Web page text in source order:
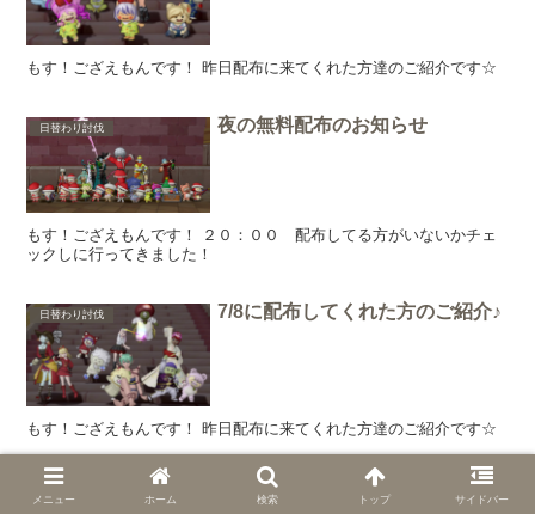
もす！ござえもんです！ 昨日配布に来てくれた方達のご紹介です☆
日替わり討伐 夜の無料配布のお知らせ
もす！ござえもんです！ ２０：００ 配布してる方がいないかチェ
ックしに行ってきました！
日替わり討伐 7/8に配布してくれた方のご紹介♪
もす！ござえもんです！ 昨日配布に来てくれた方達のご紹介です☆
4/22 本日の討伐依頼！
メニュー ホーム 検索 トップ サイドバー